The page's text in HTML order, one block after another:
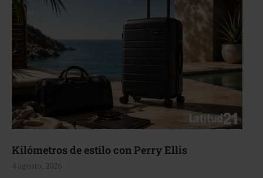
Aerie, texturas que fluyen
4 agosto, 2026